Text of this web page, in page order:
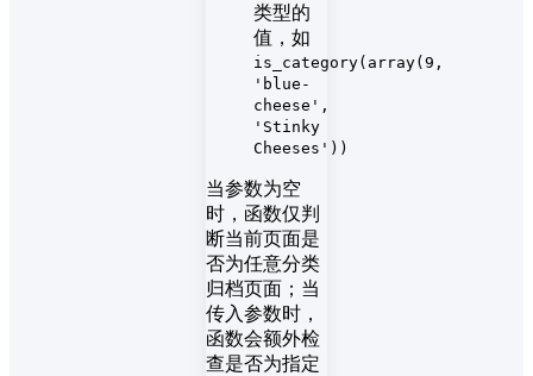
类型的
值，如
is_category(array(9,
'blue-
cheese',
'Stinky
Cheeses'))
当参数为空
时，函数仅判
断当前页面是
否为任意分类
归档页面；当
传入参数时，
函数会额外检
查是否为指定